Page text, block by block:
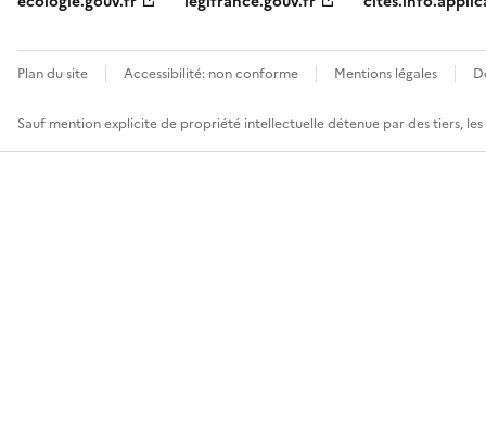
Plan du site Accessibilité: non conforme Mentions légales
Sauf mention explicite de propriété intellectuelle détenue par des tiers,